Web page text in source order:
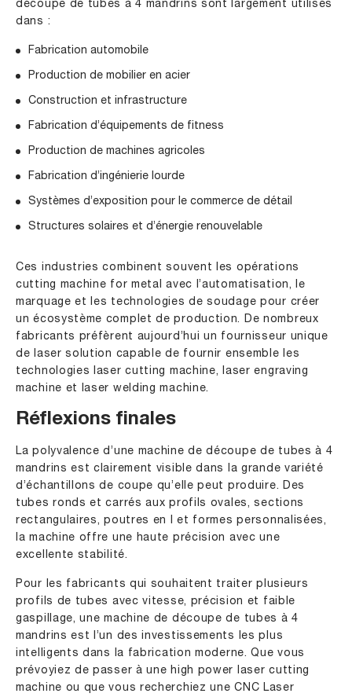
découpe de tubes à 4 mandrins sont largement utilisés
dans :
Fabrication automobile
Production de mobilier en acier
Construction et infrastructure
Fabrication d’équipements de fitness
Production de machines agricoles
Fabrication d’ingénierie lourde
Systèmes d’exposition pour le commerce de détail
Structures solaires et d’énergie renouvelable
Ces industries combinent souvent les opérations
cutting machine for metal avec l’automatisation, le
marquage et les technologies de soudage pour créer
un écosystème complet de production. De nombreux
fabricants préfèrent aujourd’hui un fournisseur unique
de laser solution capable de fournir ensemble les
technologies laser cutting machine, laser engraving
machine et laser welding machine.
Réflexions finales
La polyvalence d’une machine de découpe de tubes à 4
mandrins est clairement visible dans la grande variété
d’échantillons de coupe qu’elle peut produire. Des
tubes ronds et carrés aux profils ovales, sections
rectangulaires, poutres en I et formes personnalisées,
la machine offre une haute précision avec une
excellente stabilité.
Pour les fabricants qui souhaitent traiter plusieurs
profils de tubes avec vitesse, précision et faible
gaspillage, une machine de découpe de tubes à 4
mandrins est l’un des investissements les plus
intelligents dans la fabrication moderne. Que vous
prévoyiez de passer à une high power laser cutting
machine ou que vous recherchiez une CNC Laser